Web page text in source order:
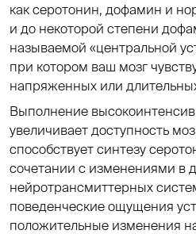
как серотонин, дофамин и
и до некоторой степени
называемой «центральной
при котором ваш мозг
напряженных или
Выполнение
увеличивает доступность
способствует синтезу
сочетании с изменениями в
нейротрансмиттерных
поведенческие ощущения
положительные изменения